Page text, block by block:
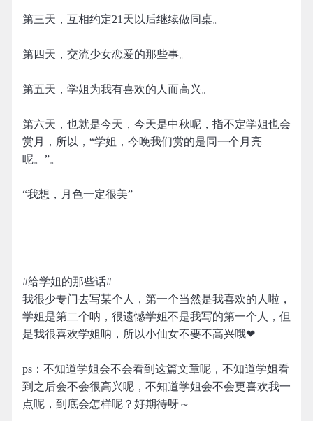
第三天，互相约定21天以后继续做同桌。
第四天，交流少女恋爱的那些事。
第五天，学姐为我有喜欢的人而高兴。
第六天，也就是今天，今天是中秋呢，指不定学姐也会
赏月，所以，“学姐，今晚我们赏的是同一个月亮
呢。”。
“我想，月色一定很美”
#给学姐的那些话#
我很少专门去写某个人，第一个当然是我喜欢的人啦，
学姐是第二个呐，很遗憾学姐不是我写的第一个人，但
是我很喜欢学姐呐，所以小仙女不要不高兴哦❤
ps：不知道学姐会不会看到这篇文章呢，不知道学姐看
到之后会不会很高兴呢，不知道学姐会不会更喜欢我一
点呢，到底会怎样呢？好期待呀～